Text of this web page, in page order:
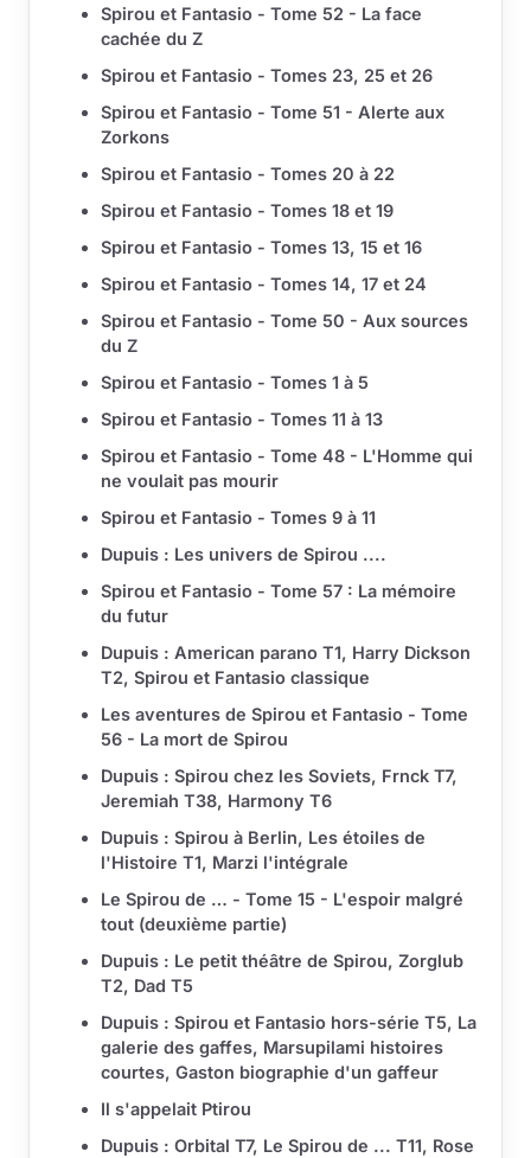
Spirou et Fantasio - Tome 52 - La face
cachée du Z
Spirou et Fantasio - Tomes 23, 25 et 26
Spirou et Fantasio - Tome 51 - Alerte aux
Zorkons
Spirou et Fantasio - Tomes 20 à 22
Spirou et Fantasio - Tomes 18 et 19
Spirou et Fantasio - Tomes 13, 15 et 16
Spirou et Fantasio - Tomes 14, 17 et 24
Spirou et Fantasio - Tome 50 - Aux sources
du Z
Spirou et Fantasio - Tomes 1 à 5
Spirou et Fantasio - Tomes 11 à 13
Spirou et Fantasio - Tome 48 - L'Homme qui
ne voulait pas mourir
Spirou et Fantasio - Tomes 9 à 11
Dupuis : Les univers de Spirou ....
Spirou et Fantasio - Tome 57 : La mémoire
du futur
Dupuis : American parano T1, Harry Dickson
T2, Spirou et Fantasio classique
Les aventures de Spirou et Fantasio - Tome
56 - La mort de Spirou
Dupuis : Spirou chez les Soviets, Frnck T7,
Jeremiah T38, Harmony T6
Dupuis : Spirou à Berlin, Les étoiles de
l'Histoire T1, Marzi l'intégrale
Le Spirou de … - Tome 15 - L'espoir malgré
tout (deuxième partie)
Dupuis : Le petit théâtre de Spirou, Zorglub
T2, Dad T5
Dupuis : Spirou et Fantasio hors-série T5, La
galerie des gaffes, Marsupilami histoires
courtes, Gaston biographie d'un gaffeur
Il s'appelait Ptirou
Dupuis : Orbital T7, Le Spirou de ... T11, Rose